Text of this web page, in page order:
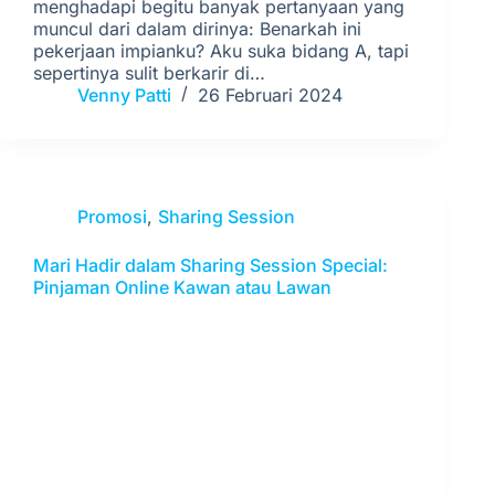
menghadapi begitu banyak pertanyaan yang
muncul dari dalam dirinya: Benarkah ini
pekerjaan impianku? Aku suka bidang A, tapi
sepertinya sulit berkarir di…
Venny Patti
26 Februari 2024
Promosi, Sharing Session
Mari Hadir dalam Sharing Session Special:
Pinjaman Online Kawan atau Lawan